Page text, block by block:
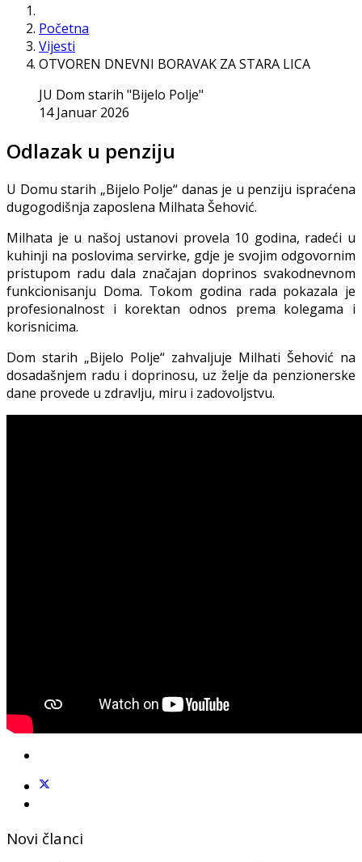
Početna
Vijesti
OTVOREN DNEVNI BORAVAK ZA STARA LICA
JU Dom starih "Bijelo Polje"
14 Januar 2026
Odlazak u penziju
U Domu starih „Bijelo Polje“ danas je u penziju ispraćena
dugogodišnja zaposlena Milhata Šehović.
Milhata je u našoj ustanovi provela 10 godina, radeći u
kuhinji na poslovima servirke, gdje je svojim odgovornim
pristupom radu dala značajan doprinos svakodnevnom
funkcionisanju Doma. Tokom godina rada pokazala je
profesionalnost i korektan odnos prema kolegama i
korisnicima.
Dom starih „Bijelo Polje“ zahvaljuje Milhati Šehović na
dosadašnjem radu i doprinosu, uz želje da penzionerske
dane provede u zdravlju, miru i zadovoljstvu.
Novi članci